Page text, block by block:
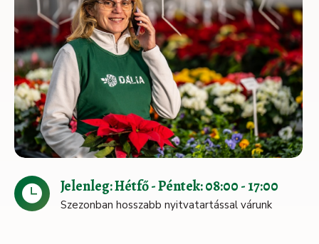
Jelenleg: Hétfő - Péntek: 08:00 - 17:00
Szezonban hosszabb nyitvatartással várunk